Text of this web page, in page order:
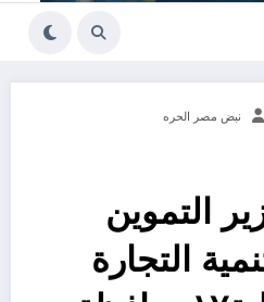
نبض مصر الحره
التموين
التجارة